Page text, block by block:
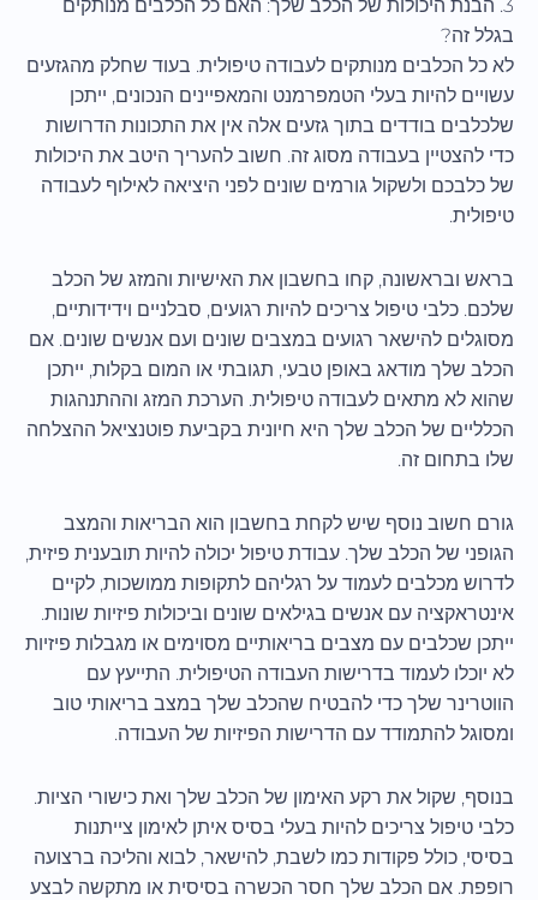
3. הבנת היכולות של הכלב שלך: האם כל הכלבים מנותקים
בגלל זה?
לא כל הכלבים מנותקים לעבודה טיפולית. בעוד שחלק מהגזעים
עשויים להיות בעלי הטמפרמנט והמאפיינים הנכונים, ייתכן
שלכלבים בודדים בתוך גזעים אלה אין את התכונות הדרושות
כדי להצטיין בעבודה מסוג זה. חשוב להעריך היטב את היכולות
של כלבכם ולשקול גורמים שונים לפני היציאה לאילוף לעבודה
טיפולית.
בראש ובראשונה, קחו בחשבון את האישיות והמזג של הכלב
שלכם. כלבי טיפול צריכים להיות רגועים, סבלניים וידידותיים,
מסוגלים להישאר רגועים במצבים שונים ועם אנשים שונים. אם
הכלב שלך מודאג באופן טבעי, תגובתי או המום בקלות, ייתכן
שהוא לא מתאים לעבודה טיפולית. הערכת המזג וההתנהגות
הכלליים של הכלב שלך היא חיונית בקביעת פוטנציאל ההצלחה
שלו בתחום זה.
גורם חשוב נוסף שיש לקחת בחשבון הוא הבריאות והמצב
הגופני של הכלב שלך. עבודת טיפול יכולה להיות תובענית פיזית,
לדרוש מכלבים לעמוד על רגליהם לתקופות ממושכות, לקיים
אינטראקציה עם אנשים בגילאים שונים וביכולות פיזיות שונות.
ייתכן שכלבים עם מצבים בריאותיים מסוימים או מגבלות פיזיות
לא יוכלו לעמוד בדרישות העבודה הטיפולית. התייעץ עם
הווטרינר שלך כדי להבטיח שהכלב שלך במצב בריאותי טוב
ומסוגל להתמודד עם הדרישות הפיזיות של העבודה.
בנוסף, שקול את רקע האימון של הכלב שלך ואת כישורי הציות.
כלבי טיפול צריכים להיות בעלי בסיס איתן לאימון צייתנות
בסיסי, כולל פקודות כמו לשבת, להישאר, לבוא והליכה ברצועה
רופפת. אם הכלב שלך חסר הכשרה בסיסית או מתקשה לבצע